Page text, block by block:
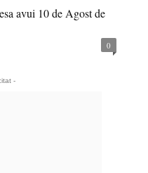
avui 10 de Agost de
0
-